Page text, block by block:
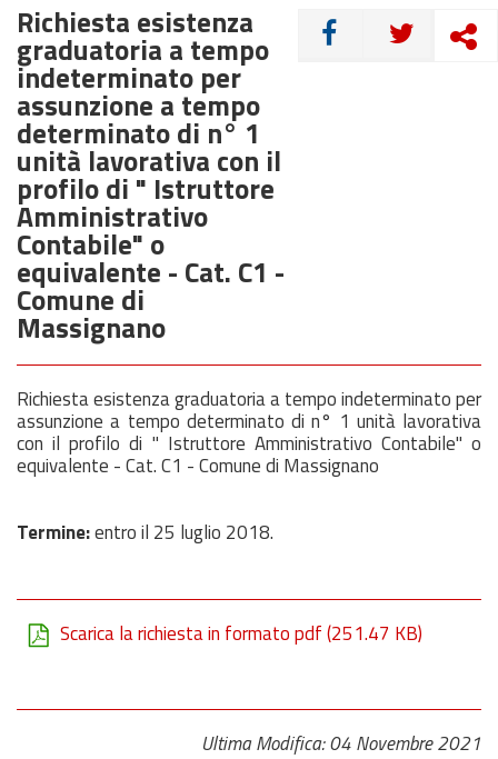
CONDIVIDI
Richiesta esistenza
graduatoria a tempo
indeterminato per
assunzione a tempo
determinato di n° 1
unità lavorativa con il
profilo di " Istruttore
Amministrativo
Contabile" o
equivalente - Cat. C1 -
Comune di
Massignano
Richiesta esistenza graduatoria a tempo indeterminato per
assunzione a tempo determinato di n° 1 unità lavorativa
con il profilo di " Istruttore Amministrativo Contabile" o
equivalente - Cat. C1 - Comune di Massignano
Termine:entro il 25 luglio 2018.
Scarica la richiesta in formato pdf(251.47 KB)
Ultima Modifica: 04 Novembre 2021